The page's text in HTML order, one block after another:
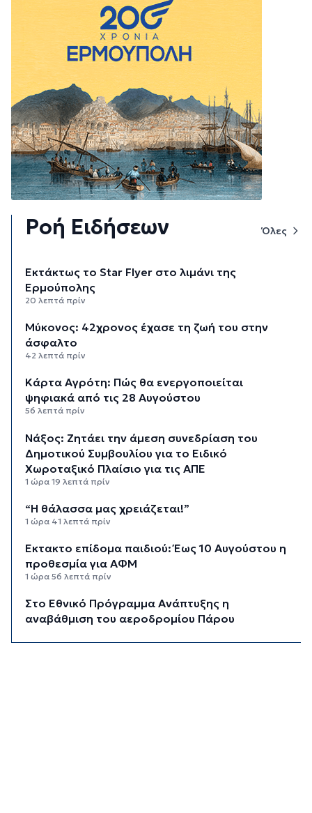
Ροή Ειδήσεων Όλες
Εκτάκτως το Star Flyer στο λιμάνι της
Ερμούπολης
20 λεπτά πρίν
Μύκονος: 42χρονος έχασε τη ζωή του στην
άσφαλτο
42 λεπτά πρίν
Κάρτα Αγρότη: Πώς θα ενεργοποιείται
ψηφιακά από τις 28 Αυγούστου
56 λεπτά πρίν
Νάξος: Ζητάει την άμεση συνεδρίαση του
Δημοτικού Συμβουλίου για το Ειδικό
Χωροταξικό Πλαίσιο για τις ΑΠΕ
1 ώρα 19 λεπτά πρίν
“Η θάλασσα μας χρειάζεται!”
1 ώρα 41 λεπτά πρίν
Έκτακτο επίδομα παιδιού: Έως 10 Αυγούστου η
προθεσμία για ΑΦΜ
1 ώρα 56 λεπτά πρίν
Στο Εθνικό Πρόγραμμα Ανάπτυξης η
αναβάθμιση του αεροδρομίου Πάρου